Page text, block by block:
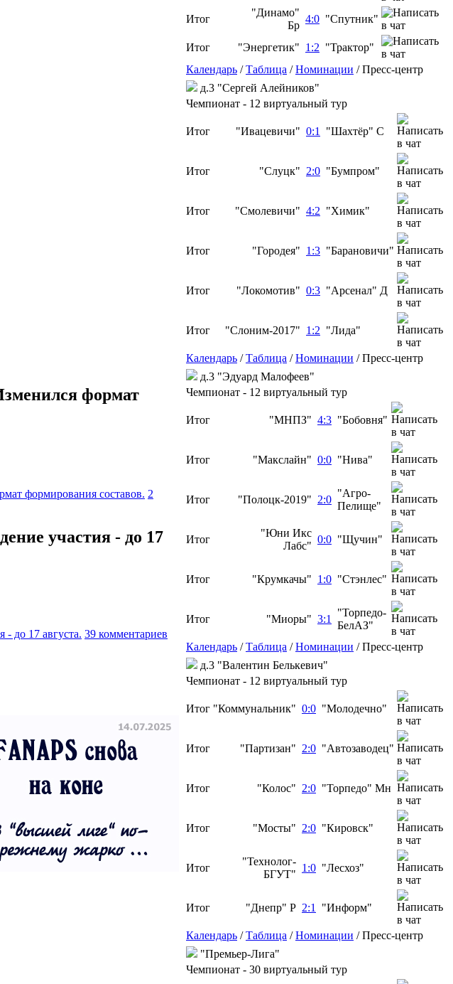
формат
формирования составов. 2
участия - до 17
- до 17 августа. 39 комментариев
Итог
"Динамо"
Бр
4:0 "Спутник"
Итог "Энергетик" 1:2 "Трактор"
Календарь /Таблица /Номинации /Пресс-центр
д.3 "Сергей Алейников"
Чемпионат - 12 виртуальный тур
Итог "Ивацевичи" 0:1 "Шахтёр" С
Итог "Слуцк" 2:0 "Бумпром"
Итог "Смолевичи" 4:2 "Химик"
Итог "Городея" 1:3 "Барановичи"
Итог "Локомотив" 0:3 "Арсенал" Д
Итог "Слоним-2017" 1:2 "Лида"
Календарь /Таблица /Номинации /Пресс-центр
д.3 "Эдуард Малофеев"
Чемпионат - 12 виртуальный тур
Итог "МНПЗ" 4:3 "Бобовня"
Итог "Макслайн" 0:0 "Нива"
Итог "Полоцк-2019" 2:0
"Агро-
Пелище"
Итог
"Юни Икс
Лабс"
0:0 "Щучин"
Итог "Крумкачы" 1:0 "Стэнлес"
Итог "Миоры" 3:1
"Торпедо-
БелАЗ"
Календарь /Таблица /Номинации /Пресс-центр
д.3 "Валентин Белькевич"
Чемпионат - 12 виртуальный тур
Итог "Коммунальник" 0:0 "Молодечно"
Итог "Партизан" 2:0 "Автозаводец"
Итог "Колос" 2:0 "Торпедо" Мн
Итог "Мосты" 2:0 "Кировск"
Итог
"Технолог-
БГУТ"
1:0 "Лесхоз"
Итог "Днепр" Р 2:1 "Информ"
Календарь /Таблица /Номинации /Пресс-центр
"Премьер-Лига"
Чемпионат - 30 виртуальный тур